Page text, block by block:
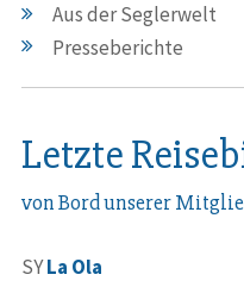
Aus der Seglerwelt
Presseberichte
Letzte
von Bord unserer
SYLa Ola